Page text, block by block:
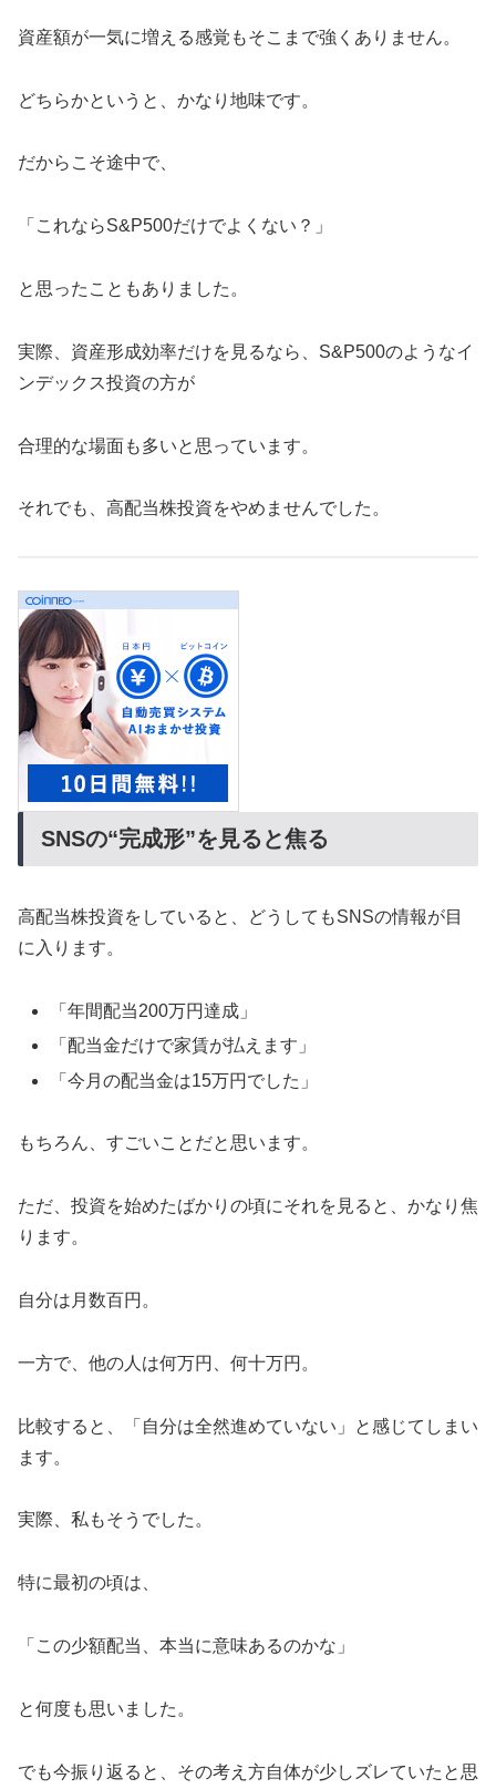
資産額が一気に増える感覚もそこまで強くありません。
どちらかというと、かなり地味です。
だからこそ途中で、
「これならS&P500だけでよくない？」
と思ったこともありました。
実際、資産形成効率だけを見るなら、S&P500のようなイ
ンデックス投資の方が
合理的な場面も多いと思っています。
それでも、高配当株投資をやめませんでした。
SNSの“完成形”を見ると焦る
高配当株投資をしていると、どうしてもSNSの情報が目
に入ります。
「年間配当200万円達成」
「配当金だけで家賃が払えます」
「今月の配当金は15万円でした」
もちろん、すごいことだと思います。
ただ、投資を始めたばかりの頃にそれを見ると、かなり焦
ります。
自分は月数百円。
一方で、他の人は何万円、何十万円。
比較すると、「自分は全然進めていない」と感じてしまい
ます。
実際、私もそうでした。
特に最初の頃は、
「この少額配当、本当に意味あるのかな」
と何度も思いました。
でも今振り返ると、その考え方自体が少しズレていたと思